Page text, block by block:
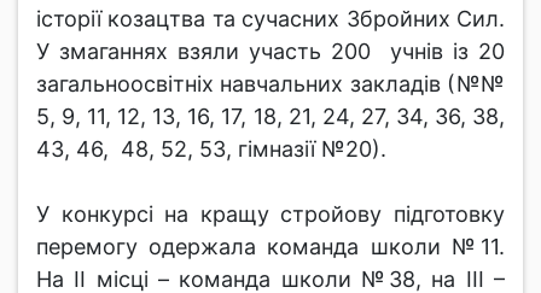
історії козацтва та сучасних Збройних Сил.
У змаганнях взяли участь 200 учнів із 20
загальноосвітніх навчальних закладів (№№
5, 9, 11, 12, 13, 16, 17, 18, 21, 24, 27, 34, 36, 38,
43, 46, 48, 52, 53, гімназії №20).
У конкурсі на кращу стройову підготовку
перемогу одержала команда школи №11.
На ІІ місці – команда школи №38, на ІІІ –